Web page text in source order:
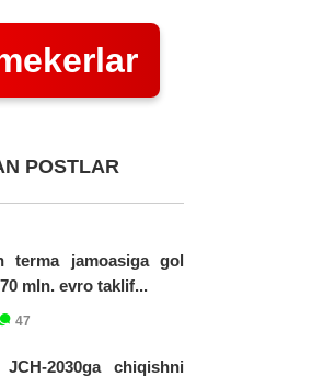
POSTLAR
terma jamoasiga gol
mln. evro taklif...
47
2030ga chiqishni